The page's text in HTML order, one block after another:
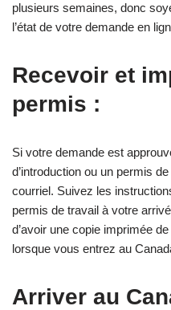
plusieurs semaines, donc
l’état de votre demande en
Recevoir et
permis :
Si votre demande est
d’introduction ou un permis
courriel. Suivez les
permis de travail à votre
d’avoir une copie imprimée
lorsque vous entrez au
Arriver au